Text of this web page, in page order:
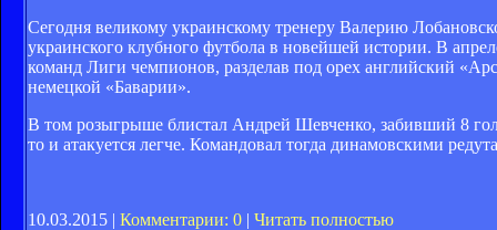
Сегодня великому украинскому тренеру Валерию
украинского клубного футбола в новейшей истории. В
команд Лиги чемпионов, разделав под орех английский
немецкой «Баварии».
В том розыгрыше блистал Андрей Шевченко, забивший 8
то и атакуется легче. Командовал тогда динамовскими
10.03.2015 | Комментарии: 0 | Читать полностью